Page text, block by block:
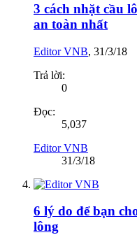
3 cách nhặt cầu
an toàn nhất
Editor VNB, 31/3/18
Trả lời:
0
Đọc:
5,037
Editor VNB
31/3/18
6 lý do để bạn
lông